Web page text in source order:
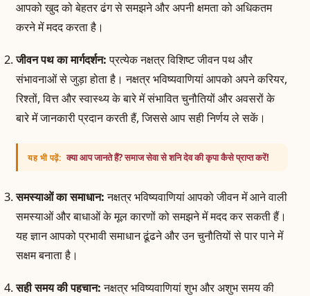
आपको खुद को बेहतर ढंग से समझने और अपनी क्षमता को अधिकतम
करने में मदद करता है।
जीवन पथ का मार्गदर्शन:प्रत्येक नक्षत्र विशिष्ट जीवन पथ और
संभावनाओं से जुड़ा होता है। नक्षत्र भविष्यवाणियां आपको अपने करियर,
रिश्तों, वित्त और स्वास्थ्य के बारे में संभावित चुनौतियों और अवसरों के
बारे में जानकारी प्रदान करती हैं, जिससे आप सही निर्णय ले सकें।
यह भी पढ़ें: क्या आप जानते हैं? समाज सेवा से शनि देव की कृपा कैसे प्राप्त करें!
समस्याओं का समाधान:नक्षत्र भविष्यवाणियां आपको जीवन में आने वाली
समस्याओं और बाधाओं के मूल कारणों को समझने में मदद कर सकती हैं।
यह ज्ञान आपको प्रभावी समाधान ढूंढने और उन चुनौतियों से पार पाने में
सक्षम बनाता है।
सही समय की पहचान:नक्षत्र भविष्यवाणियां शुभ और अशुभ समय की